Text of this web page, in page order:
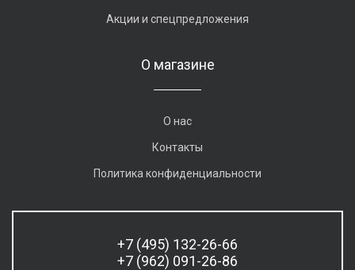
Акции и спецпредложения
О магазине
О нас
Контакты
Политика конфиденциальности
+7 (495) 132-26-66
+7 (962) 091-26-86